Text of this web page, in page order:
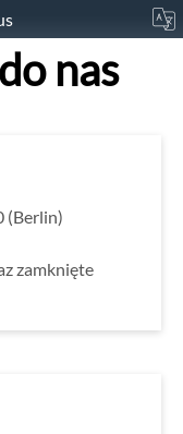
nas
(Berlin)
zamknięte